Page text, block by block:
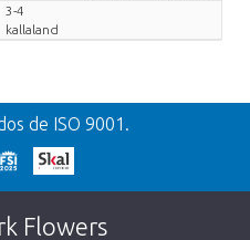
3-4
kallaland
tarde!
este artículo está
de ISO 9001.
Flowers